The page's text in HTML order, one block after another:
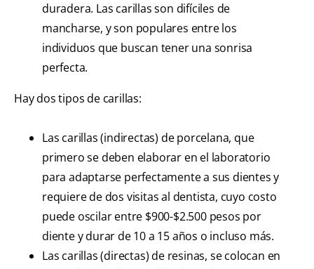
duradera. Las carillas son difíciles de
mancharse, y son populares entre los
individuos que buscan tener una sonrisa
perfecta.
Hay dos tipos de carillas:
Las carillas (indirectas) de porcelana, que
primero se deben elaborar en el laboratorio
para adaptarse perfectamente a sus dientes y
requiere de dos visitas al dentista, cuyo costo
puede oscilar entre $900-$2.500 pesos por
diente y durar de 10 a 15 años o incluso más.
Las carillas (directas) de resinas, se colocan en